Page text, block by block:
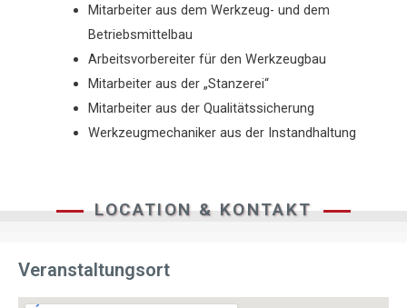
Mitarbeiter aus dem Werkzeug- und dem
Betriebsmittelbau
Arbeitsvorbereiter für den Werkzeugbau
Mitarbeiter aus der „Stanzerei“
Mitarbeiter aus der Qualitätssicherung
Werkzeugmechaniker aus der Instandhaltung
LOCATION & KONTAKT
Veranstaltungsort